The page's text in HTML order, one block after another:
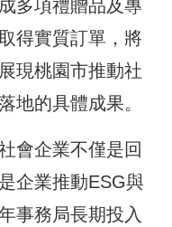
多項禮贈品及專
得實質訂單，將
現桃園市推動社
地的具體成果。
會企業不僅是回
企業推動ESG與
事務局長期投入